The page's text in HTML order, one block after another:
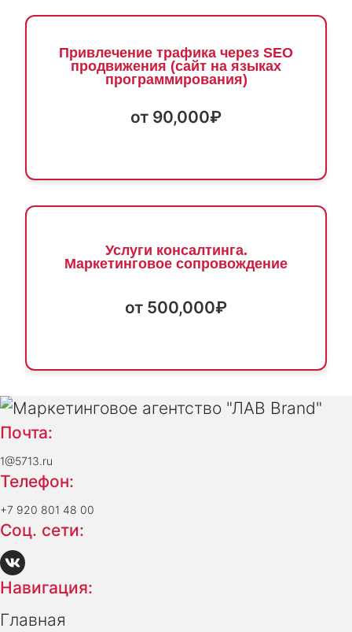
Привлечение трафика через SEO
продвижения (сайт на языках
программирования)
от 90,000₽
Услуги консалтинга.
Маркетинговое сопровождение
от 500,000₽
Почта:
1@5713.ru
Телефон:
+7 920 801 48 00
Соц. сети:
Навигация:
Главная